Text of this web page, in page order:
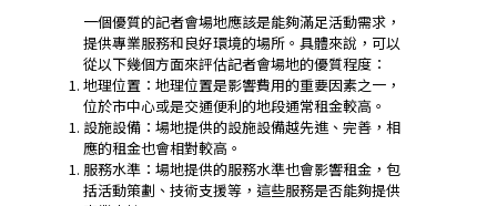
一個優質的記者會場地應該是能夠滿足活動需求，
提供專業服務和良好環境的場所。具體來說，可以
從以下幾個方面來評估記者會場地的優質程度：
地理位置：地理位置是影響費用的重要因素之一，
位於市中心或是交通便利的地段通常租金較高。
設施設備：場地提供的設施設備越先進、完善，相
應的租金也會相對較高。
服務水準：場地提供的服務水準也會影響租金，包
括活動策劃、技術支援等，這些服務是否能夠提供